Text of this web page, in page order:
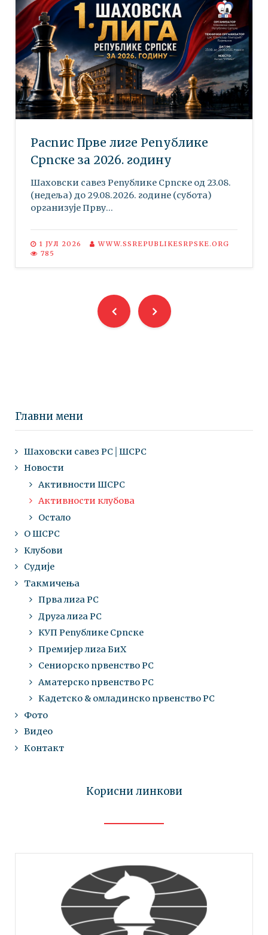
Распис Прве лиге Републике
Српске за 2026. годину
Шаховски савез Републике Српске oд 23.08.
(недеља) до 29.08.2026. године (субота)
организује Прву...
1 ЈУЛ 2026
WWW.SSREPUBLIKESRPSKE.ORG
785
Главни мени
Шаховски савез РС│ШСРС
Новости
Активности ШСРС
Активности клубова
Остало
О ШСРС
Клубови
Судије
Такмичења
Прва лига РС
Друга лига РС
КУП Републике Српске
Премијер лига БиХ
Сениорско првенство РС
Аматерско првенство РС
Кадетско & омладинско првенство РС
Фото
Видео
Контакт
Корисни линкови